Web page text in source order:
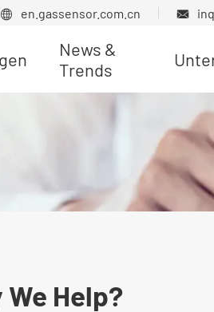
 en.gassensor.com.cn 
News &
Trends
We Help?